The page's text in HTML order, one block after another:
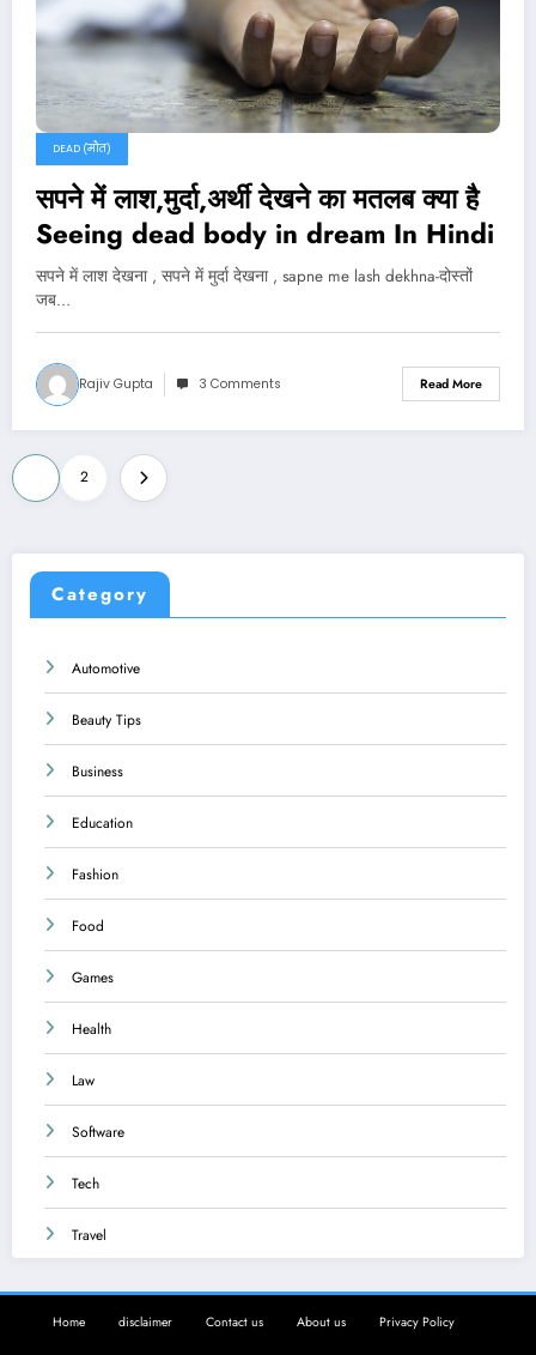
DEAD (मौत)
सपने में लाश,मुर्दा,अर्थी देखने का मतलब क्या है
Seeing dead body in dream In Hindi
सपने में लाश देखना , सपने में मुर्दा देखना , sapne me lash dekhna-दोस्तों
जब…
Rajiv Gupta 3 Comments Read More
Posts
pagination
2
Category
Automotive
Beauty Tips
Business
Education
Fashion
Food
Games
Health
Law
Software
Tech
Travel
Home disclaimer Contact us About us Privacy Policy